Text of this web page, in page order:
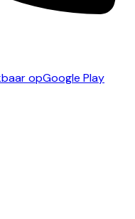
opGoogle Play